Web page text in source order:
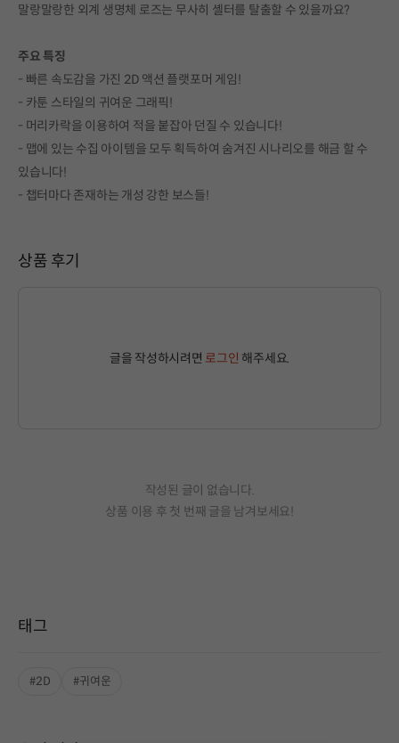
말랑말랑한 외계 생명체 로즈는 무사히 셸터를 탈출할 수 있을까요?
주요 특징
- 빠른 속도감을 가진 2D 액션 플랫포머 게임!
- 카툰 스타일의 귀여운 그래픽!
- 머리카락을 이용하여 적을 붙잡아 던질 수 있습니다!
- 맵에 있는 수집 아이템을 모두 획득하여 숨겨진 시나리오를 해금 할 수
있습니다!
- 챕터마다 존재하는 개성 강한 보스들!
상품 후기
글을 작성하시려면 로그인 해주세요.
작성된 글이 없습니다.
상품 이용 후 첫 번째 글을 남겨보세요!
태그
#2D #귀여운